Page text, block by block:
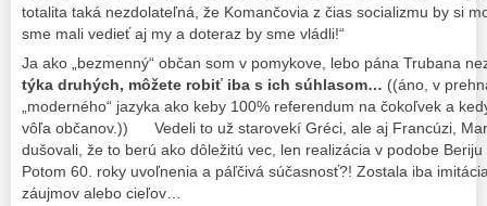
totalita taká nezdolateľná, že Komančovia z čias socializmu by si
sme mali vedieť aj my a doteraz by sme vládli!“
Ja ako „bezmenný“ občan som v pomykove, lebo pána Trubana
týka druhých, môžete robiť iba s ich súhlasom… ((áno, v
„moderného“ jazyka ako keby 100% referendum na čokoľvek a
vôľa občanov.))
Vedeli to už starovekí Gréci, ale aj Francúzi,
dušovali, že to berú ako dôležitú vec, len realizácia v podobe
Potom 60. roky uvoľnenia a páľčivá súčasnosť?! Zostala iba
záujmov alebo cieľov…